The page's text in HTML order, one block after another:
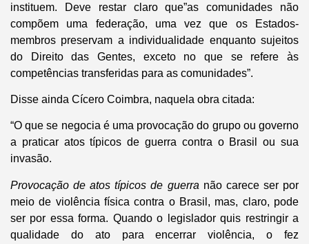
instituem. Deve restar claro que”as comunidades não
compõem uma federação, uma vez que os Estados-
membros preservam a individualidade enquanto sujeitos
do Direito das Gentes, exceto no que se refere às
competências transferidas para as comunidades”.
Disse ainda Cícero Coimbra, naquela obra citada:
“O que se negocia é uma provocação do grupo ou governo
a praticar atos típicos de guerra contra o Brasil ou sua
invasão.
Provocação de atos típicos de guerra não carece ser por
meio de violência física contra o Brasil, mas, claro, pode
ser por essa forma. Quando o legislador quis restringir a
qualidade do ato para encerrar violência, o fez